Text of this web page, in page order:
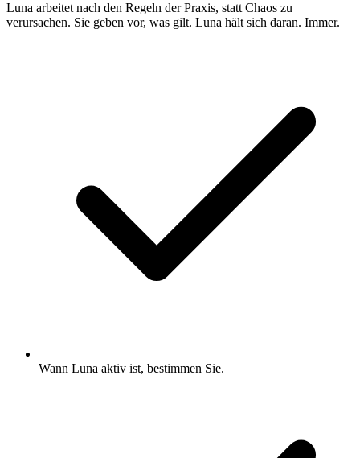
Luna arbeitet nach den Regeln der Praxis, statt Chaos zu
verursachen. Sie geben vor, was gilt. Luna hält sich daran. Immer.
Wann Luna aktiv ist, bestimmen Sie.